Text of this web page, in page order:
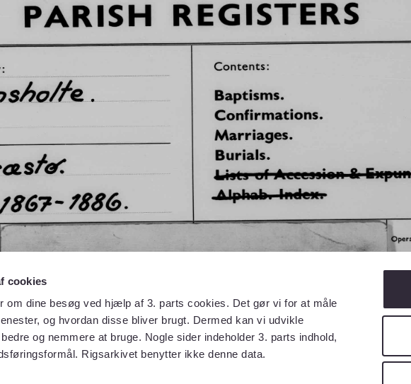
cookies
om dine besøg ved hjælp af 3. parts cookies. Det gør vi for at måle
og hvordan disse bliver brugt. Dermed kan vi udvikle
og nemmere at bruge. Nogle sider indeholder 3. parts indhold,
Rigsarkivet benytter ikke denne data.